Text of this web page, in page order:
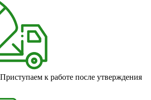
Приступаем к работе после утверждения